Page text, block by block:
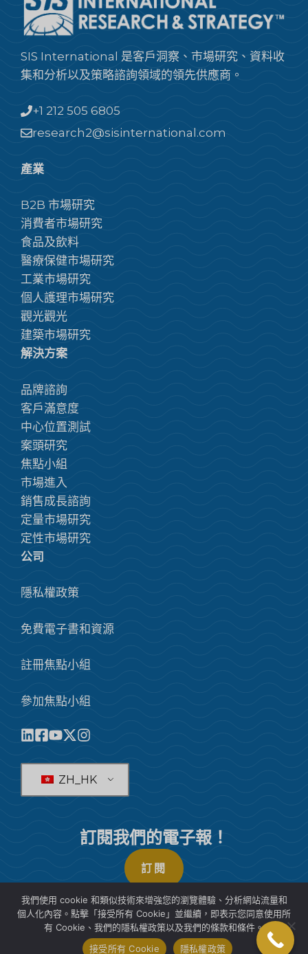
SIS International 是客戶洞察、市場研究、資料收
集和分析以及策略諮詢領域的領先供應商。
+1 212 505 6805
research2@sisinternational.com
產業
B2B 市場研究
消費者市場研究
食品及飲料
醫療保健市場研究
工業市場研究
個人護理市場研究
觀光觀光
建築市場研究
解決方案
品牌諮詢
客戶滿意度
中心位置測試
案頭研究
焦點小組
市場進入
銷售成長諮詢
定量市場研究
定性市場研究
公司
隱私權政策
免費電子書和資源
註冊焦點小組
參加焦點小組
ZH_HK
訂閱我們的電子報！
訂閱
© 2026 SIS國際市場研究
我們使用 cookie 和類似技術來增強您的瀏覽體驗、分析網站流量和
個人化內容。點擊「接受所有 Cookie」並繼續，即表示您同意使用所
有 Cookie、我們的隱私權政策以及我們的條款和條件。
接受所有 Cookie
隱私權政策